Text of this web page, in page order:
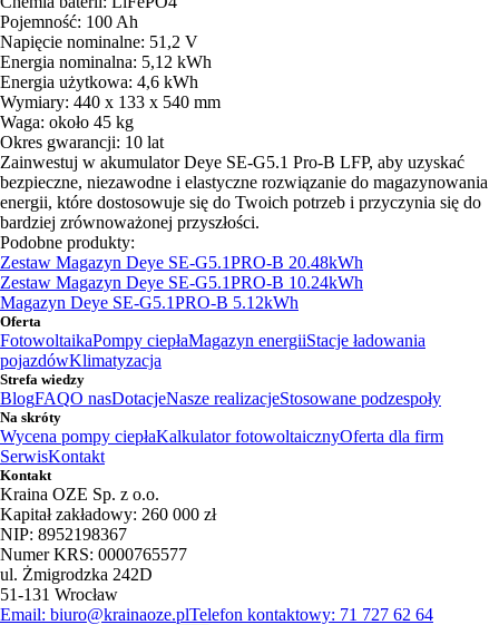
Pojemność: 100 Ah
Napięcie nominalne: 51,2 V
Energia nominalna: 5,12 kWh
Energia użytkowa: 4,6 kWh
Wymiary: 440 x 133 x 540 mm
Waga: około 45 kg
Okres gwarancji: 10 lat
Zainwestuj w akumulator Deye SE-G5.1 Pro-B LFP, aby uzyskać
bezpieczne, niezawodne i elastyczne rozwiązanie do magazynowania
energii, które dostosowuje się do Twoich potrzeb i przyczynia się do
bardziej zrównoważonej przyszłości.
Podobne produkty:
Zestaw Magazyn Deye SE-G5.1PRO-B 20.48kWh
Zestaw Magazyn Deye SE-G5.1PRO-B 10.24kWh
Magazyn Deye SE-G5.1PRO-B 5.12kWh
Oferta
FotowoltaikaPompy ciepłaMagazyn energiiStacje ładowania
pojazdówKlimatyzacja
Strefa wiedzy
BlogFAQO nasDotacjeNasze realizacjeStosowane podzespoły
Na skróty
Wycena pompy ciepłaKalkulator fotowoltaicznyOferta dla firm
SerwisKontakt
Kontakt
Kraina OZE Sp. z o.o.
Kapitał zakładowy: 260 000 zł
NIP: 8952198367
Numer KRS: 0000765577
ul. Żmigrodzka 242D
51-131 Wrocław
Email: biuro@krainaoze.plTelefon kontaktowy: 71 727 62 64